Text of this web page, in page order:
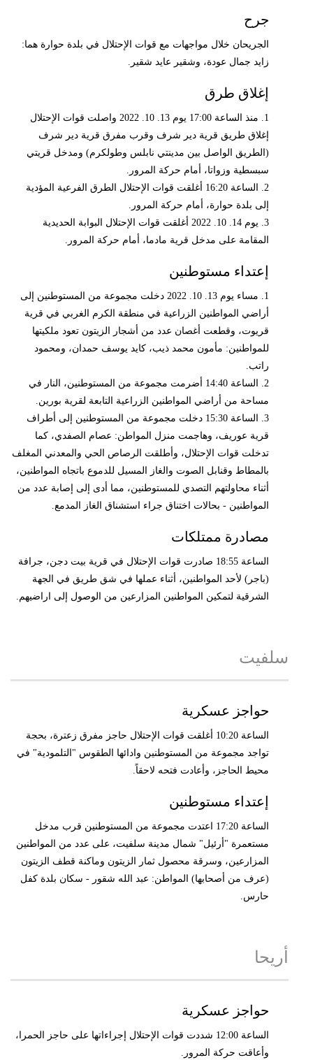
جرح
الجريحان خلال مواجهات مع قوات الإحتلال في بلدة حوارة هما:
زايد جمال عودة، وشقير عايد شقير.
إغلاق طرق
1. منذ الساعة 17:00 يوم 13. 10. 2022 واصلت قوات الإحتلال
إغلاق طريق قرية دير شرف وقرب مفرق قرية دير شرف
(الطريق الواصل بين مدينتي نابلس وطولكرم) ومدخل قريتي
سبسطية وزواتا، أمام حركة المرور.
2. الساعة 16:20 أغلقت قوات الإحتلال الطرق الفرعية المؤدية
إلى بلدة حوارة، أمام حركة المرور.
3. يوم 14. 10. 2022 أغلقت قوات الإحتلال البوابة الحديدية
المقامة على مدخل قرية مادما، أمام حركة المرور.
إعتداء مستوطنين
1. مساء يوم 13. 10. 2022 دخلت مجموعة من المستوطنين إلى
أراضي المواطنين الزراعية في منطقة الكرم الغربي في قرية
قريوت، وقطعت أغصان عدد من أشجار الزيتون تعود ملكيتها
للمواطنين: مأمون محمد ذيب، كايد يوسف حمدان، ومحمود
راتب.
2. الساعة 14:40 أضرمت مجموعة من المستوطنين، النار في
مساحة من أراضي المواطنين الزراعية التابعة لقرية بورين.
3. الساعة 15:30 دخلت مجموعة من المستوطنين إلى أطراف
قرية عوريف، وهاجمت منزل المواطن: عصام الصفدي، كما
تدخلت قوات الإحتلال، وأطلقت الرصاص الحي والمعدني المغلف
بالمطاط وقنابل الصوت والغاز المسيل للدموع باتجاه المواطنين،
أثناء محاولتهم التصدي للمستوطنين، مما أدى إلى إصابة عدد من
المواطنين - بحالات اختناق جراء استشناق الغاز المدمع.
مصادرة ممتلكات
الساعة 18:55 صادرت قوات الإحتلال في قرية بيت دجن، جرافة
(باجر) لأحد المواطنين، أثناء عملها في شق طريق في الجهة
الشرقية لتمكين المواطنين المزارعين من الوصول إلى اراضيهم.
سلفيت
حواجز عسكرية
الساعة 10:20 أغلقت قوات الإحتلال حاجز مفرق زعترة، بحجة
تواجد مجموعة من المستوطنين وادائها الطقوس "التلمودية" في
محيط الحاجز، وأعادت فتحه لاحقاً.
إعتداء مستوطنين
الساعة 17:20 اعتدت مجموعة من المستوطنين قرب مدخل
مستعمرة "أرئيل" شمال مدينة سلفيت، على عدد من المواطنين
المزارعين، وسرقة محصول ثمار الزيتون وماكنة قطف الزيتون
(عرف من أصحابها) المواطن: عبد الله شقور - سكان بلدة كفل
حارس.
أريحا
حواجز عسكرية
الساعة 12:00 شددت قوات الإحتلال إجراءاتها على حاجز الحمرا،
وأعاقت حركة المرور.